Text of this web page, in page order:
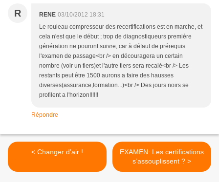
R RENE 03/10/2012 18:31
Le rouleau compresseur des recertifications est en marche, et
cela n'est que le début ; trop de diagnostiqueurs première
génération ne pouront suivre, car à défaut de prérequis
l'examen de passage<br /> en découragera un certain
nombre (voir un tiers)et l'autre tiers sera recalé<br /> Les
restants peut être 1500 aurons a faire des hausses
diverses(assurance,formation...)<br /> Des jours noirs se
profilent a l'horizon!!!!!!
Répondre
< Changer d’air !
EXAMEN: Les certifications
s’assouplissent ? >